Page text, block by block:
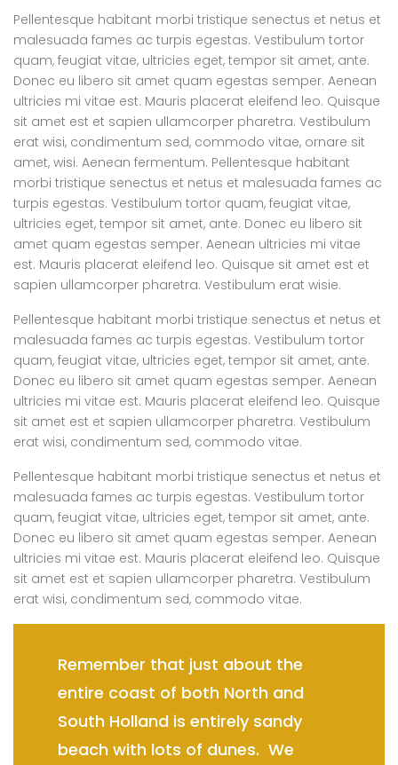
Pellentesque habitant morbi tristique senectus et netus et
malesuada fames ac turpis egestas. Vestibulum tortor
quam, feugiat vitae, ultricies eget, tempor sit amet, ante.
Donec eu libero sit amet quam egestas semper. Aenean
ultricies mi vitae est. Mauris placerat eleifend leo. Quisque
sit amet est et sapien ullamcorper pharetra. Vestibulum
erat wisi, condimentum sed, commodo vitae, ornare sit
amet, wisi. Aenean fermentum. Pellentesque habitant
morbi tristique senectus et netus et malesuada fames ac
turpis egestas. Vestibulum tortor quam, feugiat vitae,
ultricies eget, tempor sit amet, ante. Donec eu libero sit
amet quam egestas semper. Aenean ultricies mi vitae
est. Mauris placerat eleifend leo. Quisque sit amet est et
sapien ullamcorper pharetra. Vestibulum erat wisie.
Pellentesque habitant morbi tristique senectus et netus et
malesuada fames ac turpis egestas. Vestibulum tortor
quam, feugiat vitae, ultricies eget, tempor sit amet, ante.
Donec eu libero sit amet quam egestas semper. Aenean
ultricies mi vitae est. Mauris placerat eleifend leo. Quisque
sit amet est et sapien ullamcorper pharetra. Vestibulum
erat wisi, condimentum sed, commodo vitae.
Pellentesque habitant morbi tristique senectus et netus et
malesuada fames ac turpis egestas. Vestibulum tortor
quam, feugiat vitae, ultricies eget, tempor sit amet, ante.
Donec eu libero sit amet quam egestas semper. Aenean
ultricies mi vitae est. Mauris placerat eleifend leo. Quisque
sit amet est et sapien ullamcorper pharetra. Vestibulum
erat wisi, condimentum sed, commodo vitae.
Remember that just about the
entire coast of both North and
South Holland is entirely sandy
beach with lots of dunes. We